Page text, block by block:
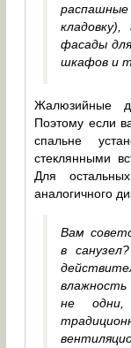
фасады
шкафов и
Жалюзийные
Поэтому если
спальне
стеклянными
Для
аналогичного
Вам
в
не одни,